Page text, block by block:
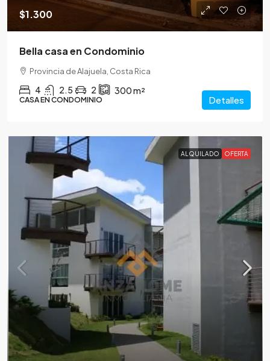
$1.300
Bella casa en Condominio
Provincia de Alajuela, Costa Rica
4 2.5 2 300m²
CASA EN CONDOMINIO Detalles
ALQUILADO OFERTA